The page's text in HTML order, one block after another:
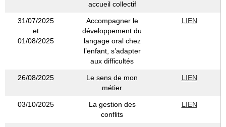
accueil collectif
31/07/2025
et
01/08/2025
Accompagner le
développement du
langage oral chez
l’enfant, s’adapter
aux difficultés
LIEN
26/08/2025
Le sens de mon
métier
LIEN
03/10/2025
La gestion des
conflits
LIEN